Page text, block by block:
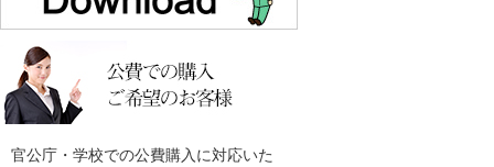
官公庁・学校での公費購入に対応いた